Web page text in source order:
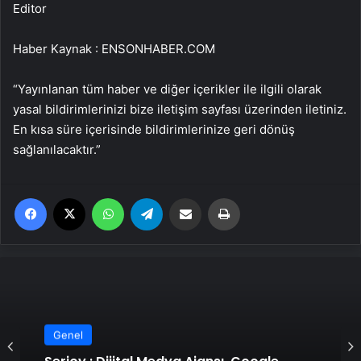
Editor
Haber Kaynak : ENSONHABER.COM
“Yayınlanan tüm haber ve diğer içerikler ile ilgili olarak
yasal bildirimlerinizi bize iletişim sayfası üzerinden iletiniz.
En kısa süre içerisinde bildirimlerinize geri dönüş
sağlanılacaktır.”
Facebook WhatsApp Email'den paylaş
Genel